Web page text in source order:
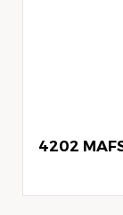
4202